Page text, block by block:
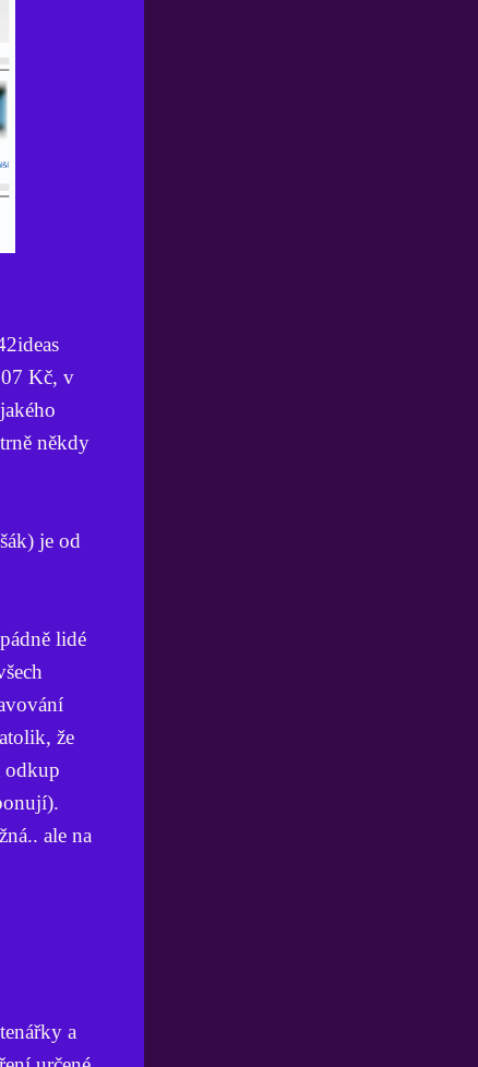
Kč, v
někdy
je od
lidé
že
odkup
ale na
a